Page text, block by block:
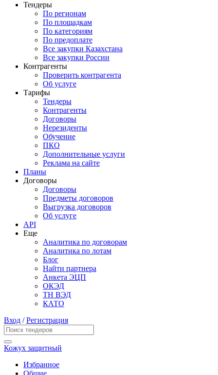
Тендеры
По регионам
По площадкам
По категориям
По предоплате
Все закупки Казахстана
Все закупки России
Контрагенты
Проверить контрагента
Об услуге
Тарифы
Тендеры
Контрагенты
Договоры
Нерезиденты
Обучение
ПКО
Дополнительные услуги
Реклама на сайте
Планы
Договоры
Договоры
Предметы договоров
Выгрузка договоров
Об услуге
API
Еще
Аналитика по договорам
Аналитика по лотам
Блог
Найти партнера
Анкета ЭЦП
ОКЭД
ТН ВЭД
КАТО
Вход /Регистрация
Кожух защитный
Избранное